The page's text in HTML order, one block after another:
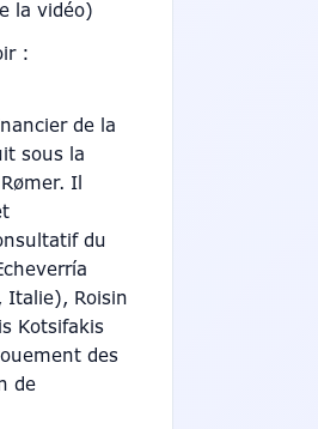
la vidéo)
:
de la
sous la
Il
du
Italie), Roisin
Kotsifakis
des
de